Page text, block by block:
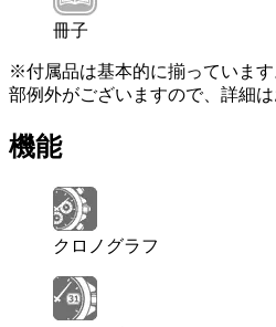
冊子
※付属品は基本的に揃っていま
部例外がございますので、詳細は
機能
クロノグラフ